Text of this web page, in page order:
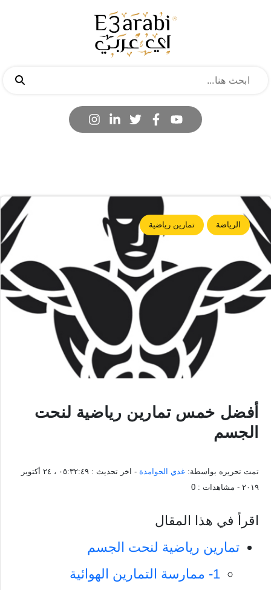
الرياضة تمارين رياضية
أفضل خمس تمارين رياضية لنحت
الجسم
تمت تحريره بواسطة: غدي الحوامدة - اخر تحديث :
٠٥:٣٢:٤٩ ، ٢٤ أكتوبر
٢٠١٩ - مشاهدات : 0
اقرأ في هذا المقال
تمارين رياضية لنحت الجسم
1- ممارسة التمارين الهوائية